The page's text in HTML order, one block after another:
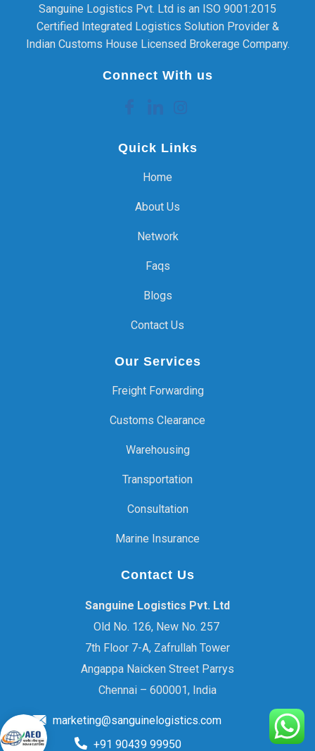
Sanguine Logistics Pvt. Ltd is an ISO 9001:2015
Certified Integrated Logistics Solution Provider &
Indian Customs House Licensed Brokerage Company.
Connect With us
Quick Links
Home
About Us
Network
Faqs
Blogs
Contact Us
Our Services
Freight Forwarding
Customs Clearance
Warehousing
Transportation
Consultation
Marine Insurance
Contact Us
Sanguine Logistics Pvt. Ltd
Old No. 126, New No. 257
7th Floor 7-A, Zafrullah Tower
Angappa Naicken Street Parrys
Chennai – 600001, India
marketing@sanguinelogistics.com
+91 90439 99950